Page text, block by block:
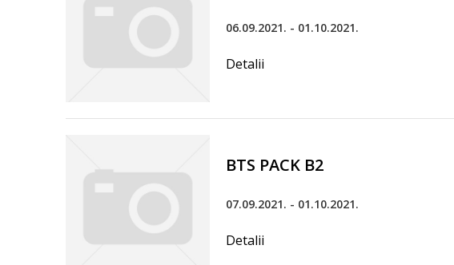
06.09.2021. - 01.10.2021.
Detalii
BTS PACK B2
07.09.2021. - 01.10.2021.
Detalii